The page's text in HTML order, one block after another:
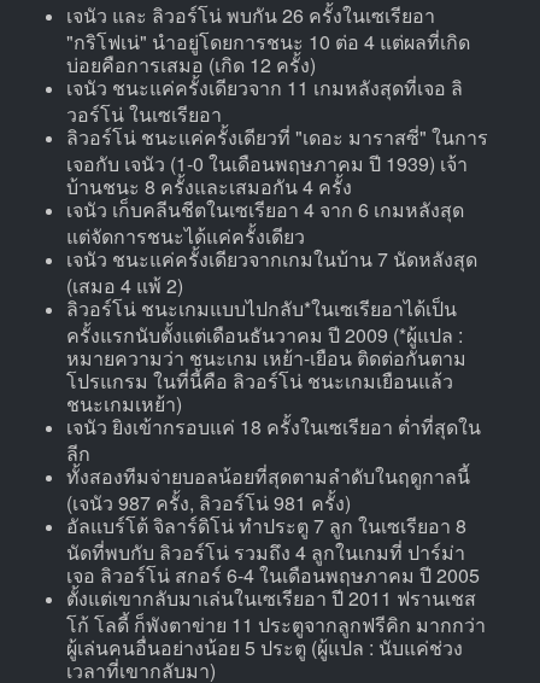
เจนัว และ ลิวอร์โน่ พบกัน 26 ครั้งในเซเรียอา
"กริโฟเน่" นำอยู่โดยการชนะ 10 ต่อ 4 แต่ผลที่เกิด
บ่อยคือการเสมอ (เกิด 12 ครั้ง)
เจนัว ชนะแค่ครั้งเดียวจาก 11 เกมหลังสุดที่เจอ ลิ
วอร์โน่ ในเซเรียอา
ลิวอร์โน่ ชนะแค่ครั้งเดียวที่ "เดอะ มาราสซี่" ในการ
เจอกับ เจนัว (1-0 ในเดือนพฤษภาคม ปี 1939) เจ้า
บ้านชนะ 8 ครั้งและเสมอกัน 4 ครั้ง
เจนัว เก็บคลีนชีตในเซเรียอา 4 จาก 6 เกมหลังสุด
แต่จัดการชนะได้แค่ครั้งเดียว
เจนัว ชนะแค่ครั้งเดียวจากเกมในบ้าน 7 นัดหลังสุด
(เสมอ 4 แพ้ 2)
ลิวอร์โน่ ชนะเกมแบบไปกลับ*ในเซเรียอาได้เป็น
ครั้งแรกนับตั้งแต่เดือนธันวาคม ปี 2009 (*ผู้แปล :
หมายความว่า ชนะเกม เหย้า-เยือน ติดต่อกันตาม
โปรแกรม ในที่นี้คือ ลิวอร์โน่ ชนะเกมเยือนแล้ว
ชนะเกมเหย้า)
เจนัว ยิงเข้ากรอบแค่ 18 ครั้งในเซเรียอา ต่ำที่สุดใน
ลีก
ทั้งสองทีมจ่ายบอลน้อยที่สุดตามลำดับในฤดูกาลนี้
(เจนัว 987 ครั้ง, ลิวอร์โน่ 981 ครั้ง)
อัลแบร์โต้ จิลาร์ดิโน่ ทำประตู 7 ลูก ในเซเรียอา 8
นัดที่พบกับ ลิวอร์โน่ รวมถึง 4 ลูกในเกมที่ ปาร์ม่า
เจอ ลิวอร์โน่ สกอร์ 6-4 ในเดือนพฤษภาคม ปี 2005
ตั้งแต่เขากลับมาเล่นในเซเรียอา ปี 2011 ฟรานเชส
โก้ โลดี้ ก็พังตาข่าย 11 ประตูจากลูกฟรีคิก มากกว่า
ผู้เล่นคนอื่นอย่างน้อย 5 ประตู (ผู้แปล : นับแค่ช่วง
เวลาที่เขากลับมา)